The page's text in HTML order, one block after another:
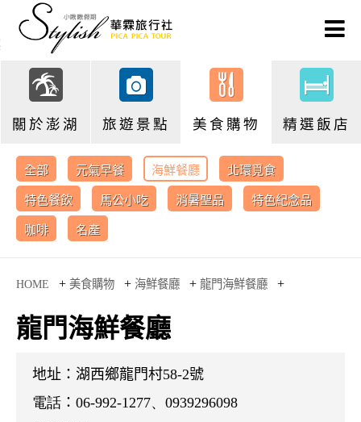
關於澎湖 旅遊景點 美食購物 精選飯店
全部 元氣早餐 海鮮餐廳 北環覓食
特色餐飲 馬公小吃 消暑聖品 特色紀念品
咖啡 名產
HOME + 美食購物 + 海鮮餐廳 + 龍門海鮮餐廳 +
龍門海鮮餐廳
地址：湖西鄉龍門村58-2號
電話 ： 06-992-1277、0939296098